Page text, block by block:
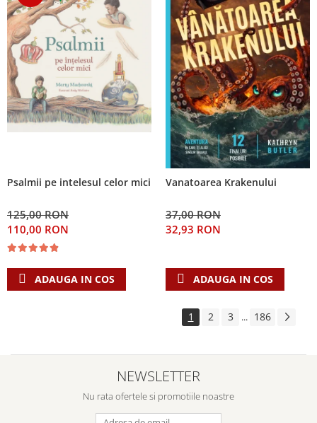
Psalmii pe intelesul celor mici
125,00 RON
110,00 RON
ADAUGA IN COS
Vanatoarea Krakenului
37,00 RON
32,93 RON
ADAUGA IN COS
1 2 3 ... 186
NEWSLETTER
Nu rata ofertele si promotiile noastre